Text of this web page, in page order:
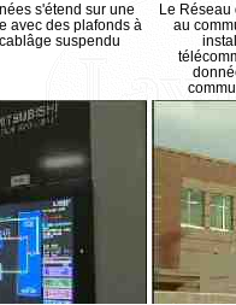
s'étend sur une
avec des plafonds à
suspendu
Le Réseau
au